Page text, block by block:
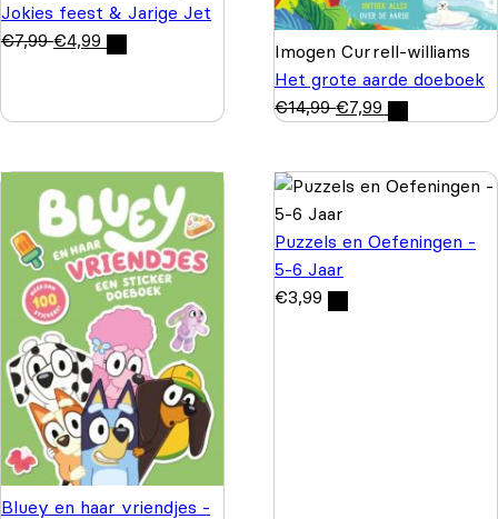
Jokies feest & Jarige Jet
€7,99 €4,99
Imogen Currell-williams
Het grote aarde doeboek
€14,99 €7,99
Bluey en haar vriendjes -
Puzzels en Oefeningen -
5-6 Jaar
€3,99